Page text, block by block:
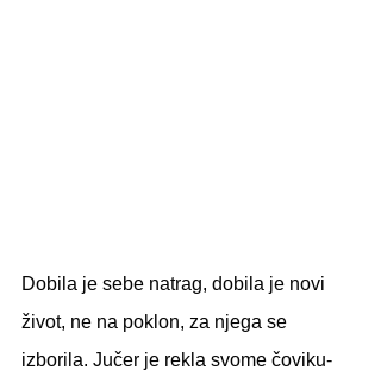
Dobila je sebe natrag, dobila je novi
život, ne na poklon, za njega se
izborila. Jučer je rekla svome čoviku-